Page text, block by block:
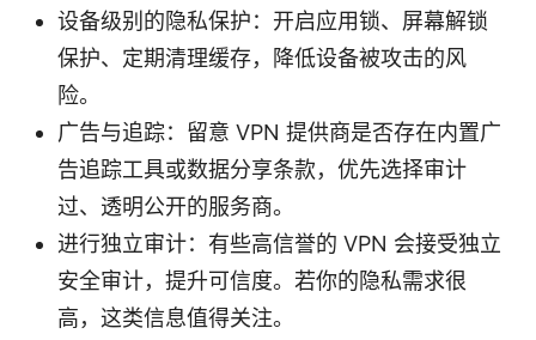
设备级别的隐私保护：开启应用锁、屏幕解锁
保护、定期清理缓存，降低设备被攻击的风
险。
广告与追踪：留意 VPN 提供商是否存在内置广
告追踪工具或数据分享条款，优先选择审计
过、透明公开的服务商。
进行独立审计：有些高信誉的 VPN 会接受独立
安全审计，提升可信度。若你的隐私需求很
高，这类信息值得关注。